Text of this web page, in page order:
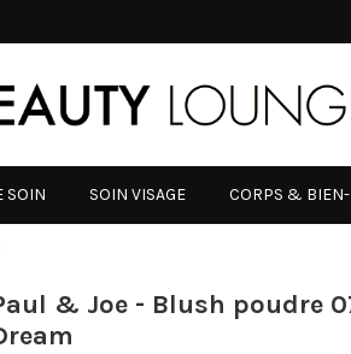
SOIN SOIN VISAGE CORPS & BIEN-
& Joe - Blush poudre